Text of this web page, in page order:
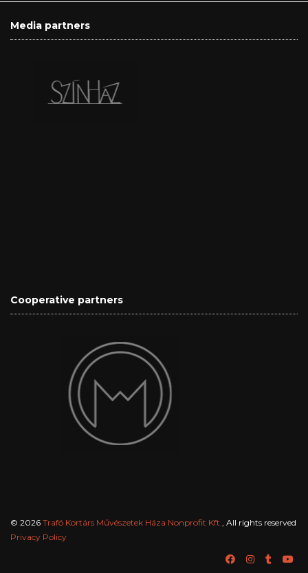
Media partners
Cooperative partners
© 2026 Trafó Kortárs Művészetek Háza Nonprofit Kft., All rights reserved
Privacy Policy